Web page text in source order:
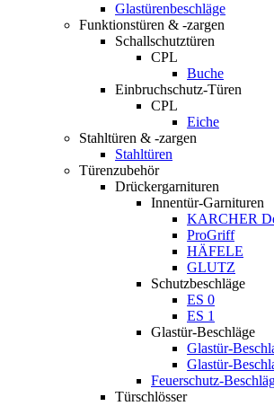
Glastürenbeschläge
Funktionstüren & -zargen
Schallschutztüren
CPL
Buche
Einbruchschutz-Türen
CPL
Eiche
Stahltüren & -zargen
Stahltüren
Türenzubehör
Drückergarnituren
Innentür-Garnituren
KARCHER
ProGriff
HÄFELE
GLUTZ
Schutzbeschläge
ES 0
ES 1
Glastür-Beschläge
Glastür-
Glastür-
Feuerschutz-
Türschlösser